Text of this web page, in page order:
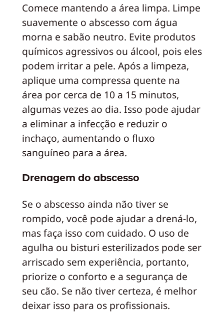
Comece mantendo a área limpa. Limpe
suavemente o abscesso com água
morna e sabão neutro. Evite produtos
químicos agressivos ou álcool, pois eles
podem irritar a pele. Após a limpeza,
aplique uma compressa quente na
área por cerca de 10 a 15 minutos,
algumas vezes ao dia. Isso pode ajudar
a eliminar a infecção e reduzir o
inchaço, aumentando o fluxo
sanguíneo para a área.
Drenagem do abscesso
Se o abscesso ainda não tiver se
rompido, você pode ajudar a drená-lo,
mas faça isso com cuidado. O uso de
agulha ou bisturi esterilizados pode ser
arriscado sem experiência, portanto,
priorize o conforto e a segurança de
seu cão. Se não tiver certeza, é melhor
deixar isso para os profissionais.